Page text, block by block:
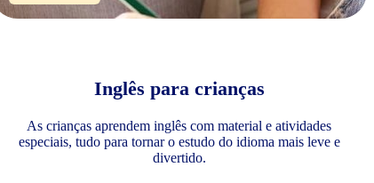
Inglês para crianças
As crianças aprendem inglês com material e atividades
especiais, tudo para tornar o estudo do idioma mais leve e
divertido.